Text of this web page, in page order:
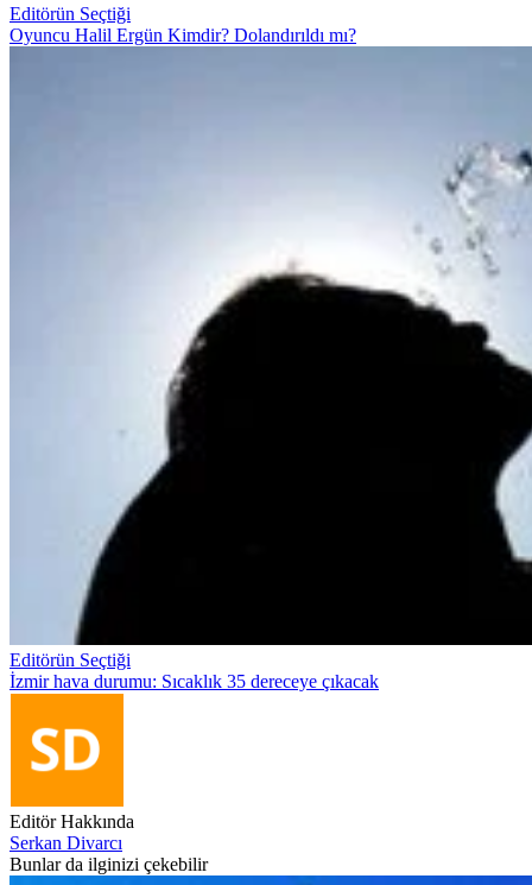
Editörün Seçtiği
Oyuncu Halil Ergün Kimdir? Dolandırıldı mı?
Editörün Seçtiği
İzmir hava durumu: Sıcaklık 35 dereceye çıkacak
Editör Hakkında
Serkan Divarcı
Bunlar da ilginizi çekebilir